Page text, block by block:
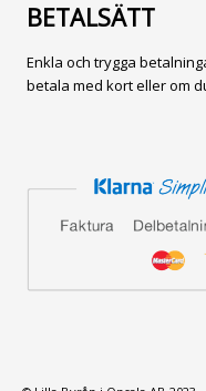
BETALSÄTT
Enkla och trygga
betala med kort eller om